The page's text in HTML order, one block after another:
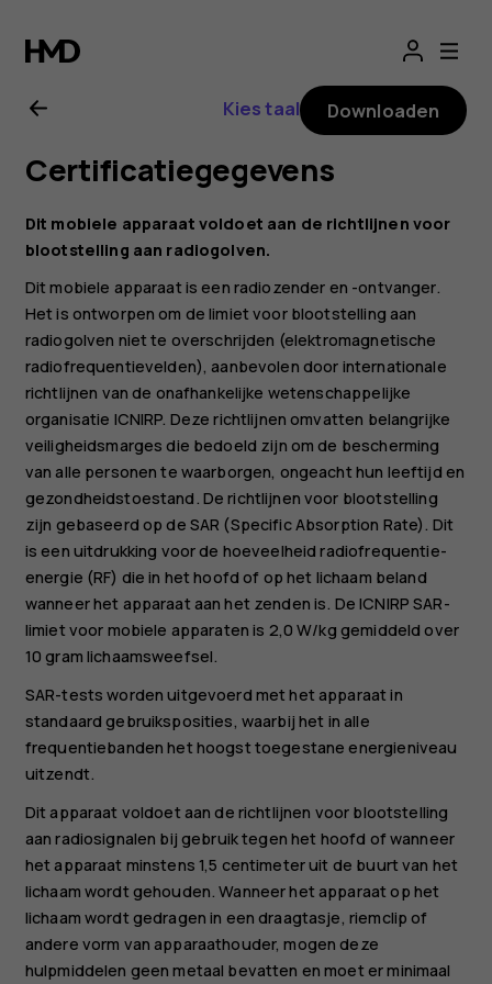
Nokia
3310
3G
Kies taal Downloaden
Certificatiegegevens
Dit mobiele apparaat voldoet aan de richtlijnen voor
blootstelling aan radiogolven.
Dit mobiele apparaat is een radiozender en -ontvanger.
Het is ontworpen om de limiet voor blootstelling aan
radiogolven niet te overschrijden (elektromagnetische
radiofrequentievelden), aanbevolen door internationale
richtlijnen van de onafhankelijke wetenschappelijke
organisatie ICNIRP. Deze richtlijnen omvatten belangrijke
veiligheidsmarges die bedoeld zijn om de bescherming
van alle personen te waarborgen, ongeacht hun leeftijd en
gezondheidstoestand. De richtlijnen voor blootstelling
zijn gebaseerd op de SAR (Specific Absorption Rate). Dit
is een uitdrukking voor de hoeveelheid radiofrequentie-
energie (RF) die in het hoofd of op het lichaam beland
wanneer het apparaat aan het zenden is. De ICNIRP SAR-
limiet voor mobiele apparaten is 2,0 W/kg gemiddeld over
10 gram lichaamsweefsel.
SAR-tests worden uitgevoerd met het apparaat in
standaard gebruiksposities, waarbij het in alle
frequentiebanden het hoogst toegestane energieniveau
uitzendt.
Dit apparaat voldoet aan de richtlijnen voor blootstelling
aan radiosignalen bij gebruik tegen het hoofd of wanneer
het apparaat minstens 1,5 centimeter uit de buurt van het
lichaam wordt gehouden. Wanneer het apparaat op het
lichaam wordt gedragen in een draagtasje, riemclip of
andere vorm van apparaathouder, mogen deze
hulpmiddelen geen metaal bevatten en moet er minimaal